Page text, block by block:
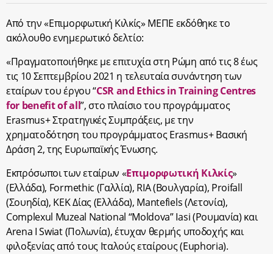
Από την «Επιμορφωτική Κιλκίς» ΜΕΠΕ εκδόθηκε το
ακόλουθο ενημερωτικό δελτίο:
«Πραγματοποιήθηκε με επιτυχία στη Ρώμη από τις 8 έως
τις 10 Σεπτεμβρίου 2021 η τελευταία συνάντηση των
εταίρων του έργου “CSR and Ethics in Training Centres
for benefit of all”, στο πλαίσιο του προγράμματος
Erasmus+ Στρατηγικές Συμπράξεις, με την
χρηματοδότηση του προγράμματος Erasmus+ Βασική
Δράση 2, της Ευρωπαϊκής Ένωσης.
Εκπρόσωποι των εταίρων «Επιμορφωτική Κιλκίς»
(Ελλάδα), Formethic (Γαλλία), RIA (Βουλγαρία), Proifall
(Σουηδία), ΚΕΚ Δίας (Ελλάδα), Mantefiels (Λετονία),
Complexul Muzeal National “Moldova” Iasi (Ρουμανία) και
Arena I Swiat (Πολωνία), έτυχαν θερμής υποδοχής και
φιλοξενίας από τους Ιταλούς εταίρους (Euphoria).